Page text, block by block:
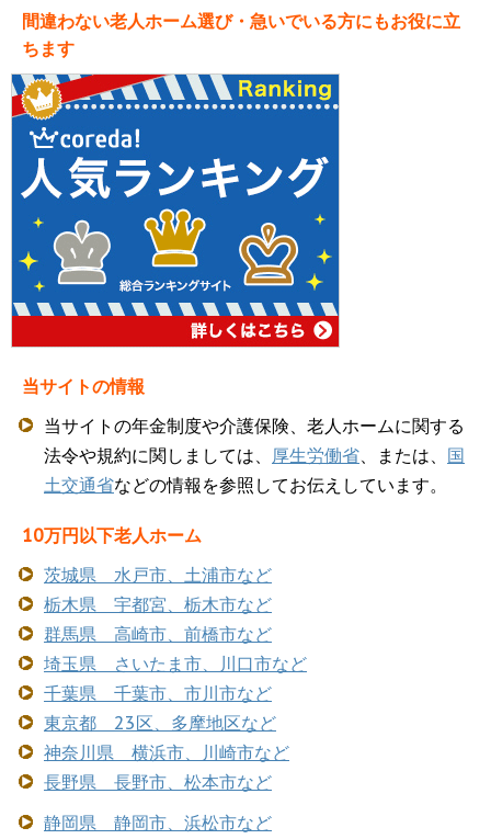
間違わない老人ホーム選び・急いでいる方にもお役に立
ちます
当サイトの情報
当サイトの年金制度や介護保険、老人ホームに関する
法令や規約に関しましては、 厚生労働省 、または、 国
土交通省などの情報を参照してお伝えしています。
10万円以下老人ホーム
茨城県 水戸市、土浦市など
栃木県 宇都宮、栃木市など
群馬県 高崎市、前橋市など
埼玉県 さいたま市、川口市など
千葉県 千葉市、市川市など
東京都 23区、多摩地区など
神奈川県 横浜市、川崎市など
長野県 長野市、松本市など
静岡県 静岡市、浜松市など